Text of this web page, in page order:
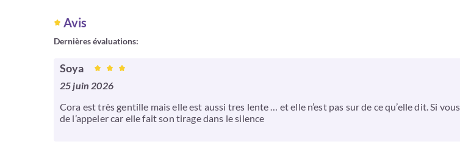
Avis
Dernières évaluations:
Soya
25 juin 2026
Cora est très gentille mais elle est aussi tres lente … et elle n’est pas sur de ce qu’elle dit. Si
de l’appeler car elle fait son tirage dans le silence